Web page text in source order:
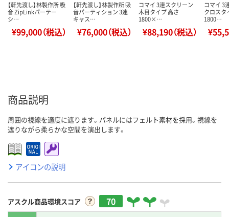
【軒先渡し】林製作所 吸
音 ZipLinkパーテー
シ…
¥99,000（税込）
【軒先渡し】林製作所 吸
音パーティション 3連
キャス…
¥76,000（税込）
コマイ 3連スクリーン
木目タイプ 高さ
1800×…
¥88,190（税込）
コマイ 3
クロスタ
1800…
商品説明
周囲の視線を適度に遮ります。パネルにはフェルト素材を採用。視線を
遮りながら柔らかな空間を演出します。
アイコンの説明
アスクル商品環境スコア 70